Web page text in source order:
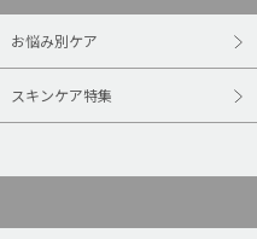
お悩み別ケア
スキンケア特集